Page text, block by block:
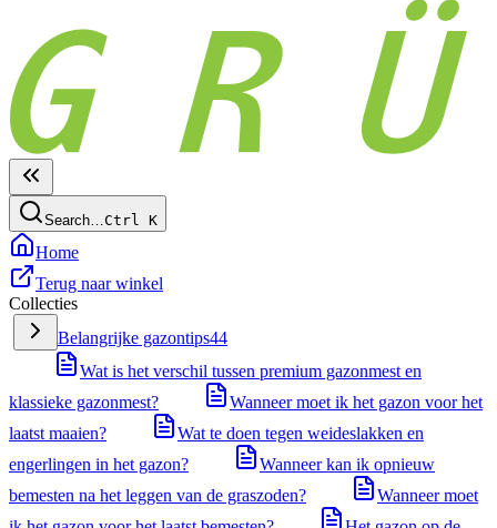
Search…Ctrl K
Home
Terug naar winkel
Collecties
Belangrijke gazontips44
Wat is het verschil tussen premium gazonmest en
klassieke gazonmest?
Wanneer moet ik het gazon voor het
laatst maaien?
Wat te doen tegen weideslakken en
engerlingen in het gazon?
Wanneer kan ik opnieuw
bemesten na het leggen van de graszoden?
Wanneer moet